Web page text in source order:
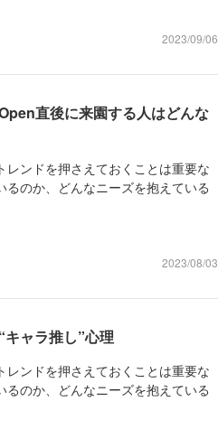
2023/09/06
直後に来園する人はどんな
ンドを押さえておくことは重要な
のか、どんなニーズを抱えている
2023/08/03
ャラ推し”心理
ンドを押さえておくことは重要な
のか、どんなニーズを抱えている